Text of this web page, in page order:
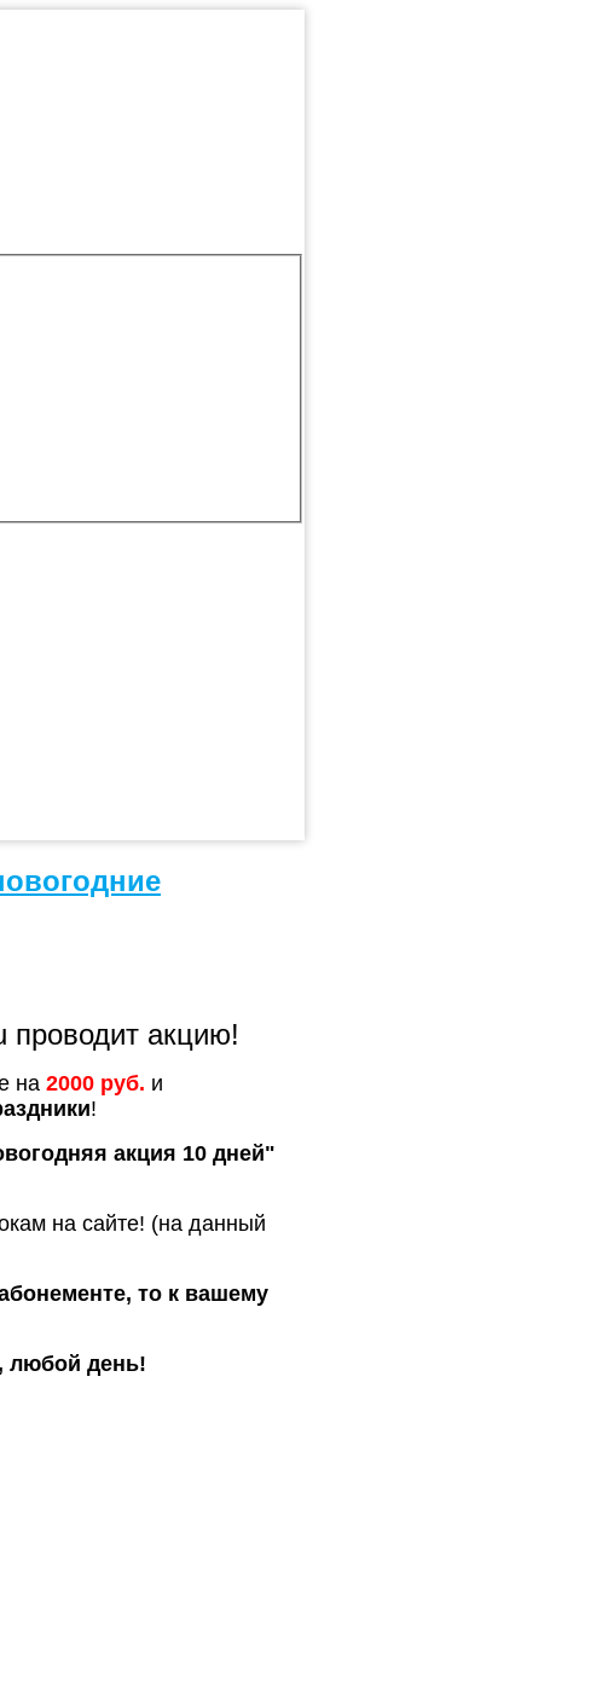
проводит акцию!
на 2000 руб. и
!
акция 10 дней"
на сайте! (на данный
то к вашему
любой день!